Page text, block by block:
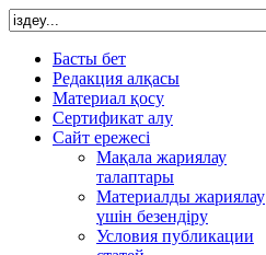
Басты бет
Редакция алқасы
Материал қосу
Сертификат алу
Сайт ережесі
Мақала жариялау
талаптары
Материалды жариялау
үшін безендіру
Условия публикации